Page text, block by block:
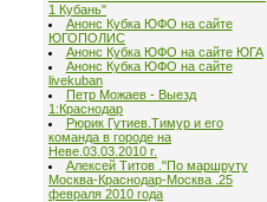
1 Кубань"
Анонс Кубка ЮФО на сайте
ЮГОПОЛИС
Анонс Кубка ЮФО на сайте ЮГА
Анонс Кубка ЮФО на сайте
livekuban
Петр Можаев - Выезд
1:Краснодар
Рюрик Гутиев.Тимур и его
команда в городе на
Неве.03.03.2010 г.
Алексей Титов ."По маршруту
Москва-Краснодар-Москва .25
февраля 2010 года